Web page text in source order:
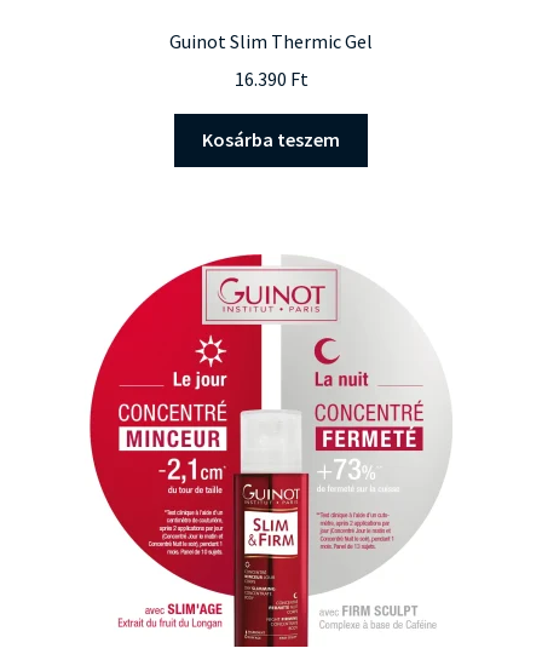
Guinot Slim Thermic Gel
16.390 Ft
Kosárba teszem